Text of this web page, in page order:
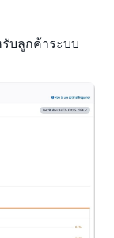
บลูกค้าระบบ